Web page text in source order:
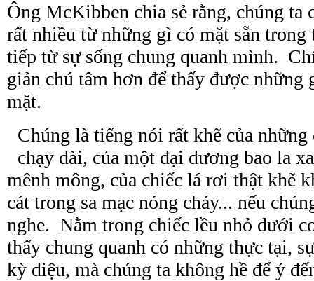
Ông McKibben chia sẻ rằng, chúng ta
rất nhiều từ những gì có mặt sẵn trong
tiếp từ sự sống chung quanh mình.
giản chú tâm hơn để thấy được những
mặt.
Chúng là tiếng nói rất khẽ của những
chạy dài, của một đại dương bao la
mênh mông, của chiếc lá rơi thật khẽ
cát trong sa mạc nóng cháy... nếu
nghe. Nằm trong chiếc lều nhỏ dưới
thấy chung quanh có những thực tại,
kỳ diệu, mà chúng ta không hề để ý